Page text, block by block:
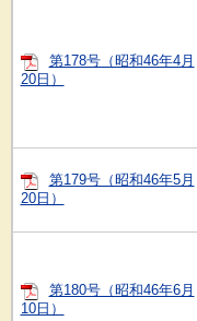
第178号（昭和46年4月
20日）
第179号（昭和46年5月
20日）
第180号（昭和46年6月
10日）